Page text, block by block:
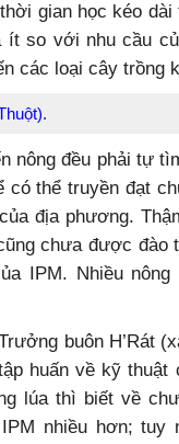
gian học kéo dài
ít so với nhu cầu
các loại cây trồng
nông đều phải tự
thể truyền đạt
địa phương.
chưa được đào
IPM. Nhiều nông
buôn H’Rát
huấn về kỹ thuật
lúa thì biết về
nhiều hơn; tuy